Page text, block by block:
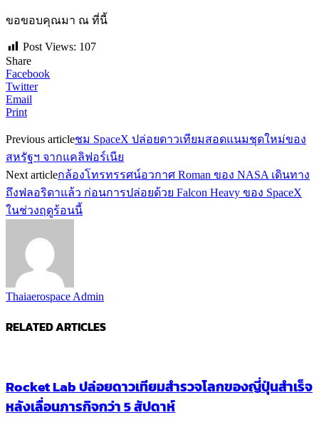
ขอขอบคุณมา ณ ที่นี้
Post Views: 107
Share
Facebook
Twitter
Email
Print
Previous articleชม SpaceX ปล่อยดาวเทียมสอดแนมชุดใหม่ของ
สหรัฐฯ จากแคลิฟอร์เนีย
Next articleกล้องโทรทรรศน์อวกาศ Roman ของ NASA เดินทาง
ถึงฟลอริดาแล้ว ก่อนการปล่อยด้วย Falcon Heavy ของ SpaceX
ในช่วงฤดูร้อนนี้
Thaiaerospace Admin
RELATED ARTICLES
Rocket Lab ปล่อยดาวเทียมสำรวจโลกของญี่ปุ่นสำเร็จ
หลังเลื่อนภารกิจกว่า 5 สัปดาห์